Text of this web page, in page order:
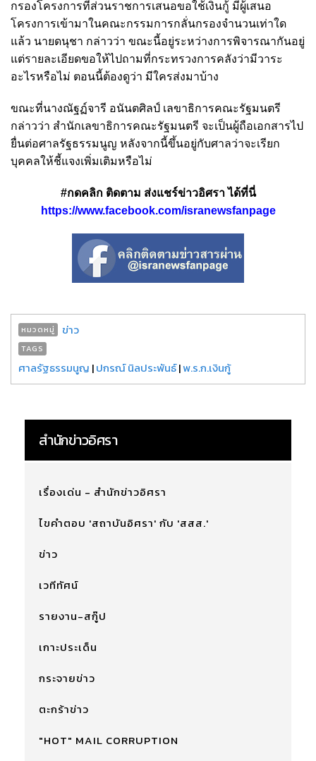
กรองโครงการที่ส่วนราชการเสนอขอใช้เงินกู้ มีผู้เสนอ
โครงการเข้ามาในคณะกรรมการกลั่นกรองจำนวนเท่าใด
แล้ว นายดนุชา​ กล่าวว่า​ ขณะนี้อยู่ระหว่างการพิจารณากันอยู่​
แต่รายละเอียดขอให้ไปถามที่กระทรวงการคลังว่ามีวาระ
อะไรหรือไม่ ตอนนี้ต้องดูว่า มีใครส่งมาบ้าง
ขณะที่นางณัฐฏ์จารี อนันตศิลป์ เลขาธิการคณะรัฐมนตรี
กล่าวว่า สำนักเลขาธิการคณะรัฐมนตรี จะเป็นผู้ถือเอกสารไป
ยื่นต่อศาลรัฐธรรมนูญ หลังจากนี้ขึ้นอยู่กับศาลว่าจะเรียก
บุคคลให้ชี้แจงเพิ่มเติมหรือไม่
#กดคลิก ติดตาม ส่งแชร์ข่าวอิศรา ได้ที่นี่
https://www.facebook.com/isranewsfanpage
หมวดหมู่ ข่าว
TAGS
ศาลรัฐธรรมนูญ |ปกรณ์ นิลประพันธ์|พ.ร.ก.เงินกู้
สำนักข่าวอิศรา
เรื่องเด่น - สำนักข่าวอิศรา
ไขคำตอบ 'สถาบันอิศรา' กับ 'สสส.'
ข่าว
เวทีทัศน์
รายงาน-สกู๊ป
เกาะประเด็น
กระจายข่าว
ตะกร้าข่าว
"HOT" MAIL CORRUPTION